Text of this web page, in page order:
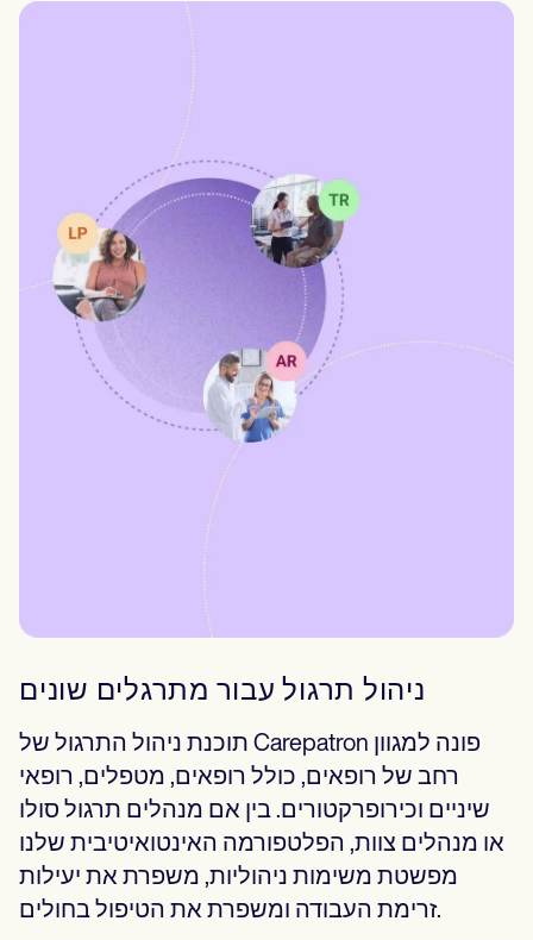
ניהול תרגול עבור מתרגלים שונים
תוכנת ניהול התרגול של Carepatron פונה למגוון
רחב של רופאים, כולל רופאים, מטפלים, רופאי
שיניים וכירופרקטורים. בין אם מנהלים תרגול סולו
או מנהלים צוות, הפלטפורמה האינטואיטיבית שלנו
מפשטת משימות ניהוליות, משפרת את יעילות
זרימת העבודה ומשפרת את הטיפול בחולים.